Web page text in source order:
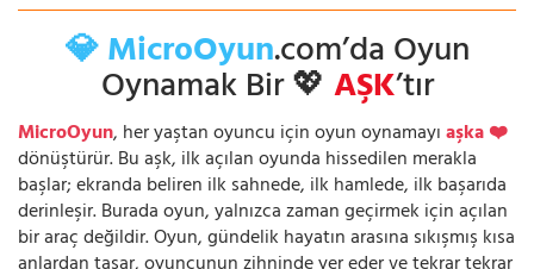
💎 MicroOyun.com’da Oyun
Oynamak Bir 💖AŞK’tır
MicroOyun, her yaştan oyuncu için oyun oynamayıaşka ❤️
dönüştürür. Bu aşk, ilk açılan oyunda hissedilen merakla
başlar; ekranda beliren ilk sahnede, ilk hamlede, ilk başarıda
derinleşir. Burada oyun, yalnızca zaman geçirmek için açılan
bir araç değildir. Oyun, gündelik hayatın arasına sıkışmış kısa